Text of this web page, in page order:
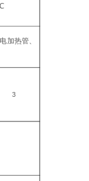
加热管、
3